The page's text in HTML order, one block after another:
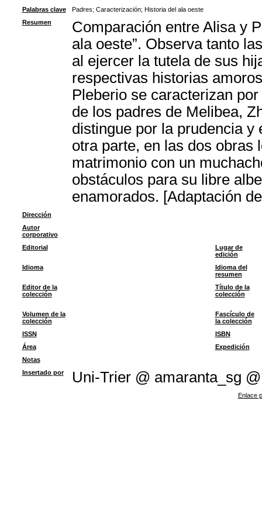
Palabras clave Padres; Caracterización; Historia del ala oeste
Resumen
Comparación entre Alisa y
ala oeste”. Observa tanto
al ejercer la tutela de sus
respectivas historias
Pleberio se caracterizan
de los padres de Melibea,
distingue por la prudencia y
otra parte, en las dos obras
matrimonio con un
obstáculos para su libre
enamorados. [Adaptación
Dirección
Autor
corporativo
Editorial
Lugar de
edición
Idioma
Idioma del
resumen
Editor de la
colección
Título de la
colección
Volumen de la
colección
Fascículo de
la colección
ISSN
ISBN
Área
Expedición
Notas
Insertado por
Uni-Trier @ amaranta_sg @
Enlace